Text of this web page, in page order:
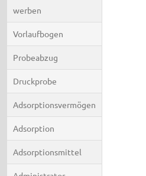
werben
Vorlaufbogen
Probeabzug
Druckprobe
Adsorptionsvermögen
Adsorption
Adsorptionsmittel